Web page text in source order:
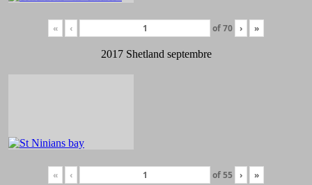
« ‹ of70 › »
2017 Shetland septembre
« ‹ of55 › »